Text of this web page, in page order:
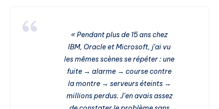
« Pendant plus de 15 ans chez
IBM, Oracle et Microsoft, j’ai vu
les mêmes scènes se répéter : une
fuite → alarme → course contre
la montre → serveurs éteints →
millions perdus. J’en avais assez